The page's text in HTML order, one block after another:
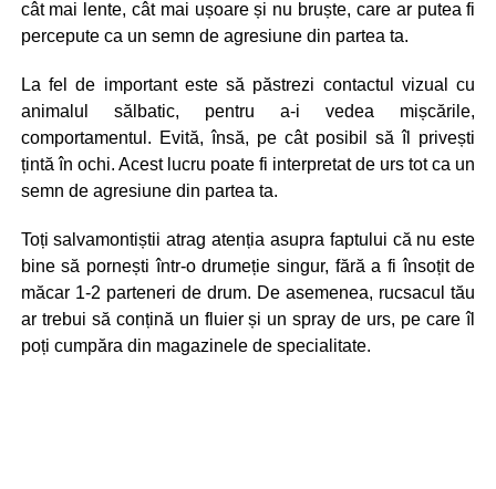
cât mai lente, cât mai ușoare și nu bruște, care ar putea fi
percepute ca un semn de agresiune din partea ta.
La fel de important este să păstrezi contactul vizual cu
animalul sălbatic, pentru a-i vedea mișcările,
comportamentul. Evită, însă, pe cât posibil să îl privești
țintă în ochi. Acest lucru poate fi interpretat de urs tot ca un
semn de agresiune din partea ta.
Toți salvamontiștii atrag atenția asupra faptului că nu este
bine să pornești într-o drumeție singur, fără a fi însoțit de
măcar 1-2 parteneri de drum. De asemenea, rucsacul tău
ar trebui să conțină un fluier și un spray de urs, pe care îl
poți cumpăra din magazinele de specialitate.